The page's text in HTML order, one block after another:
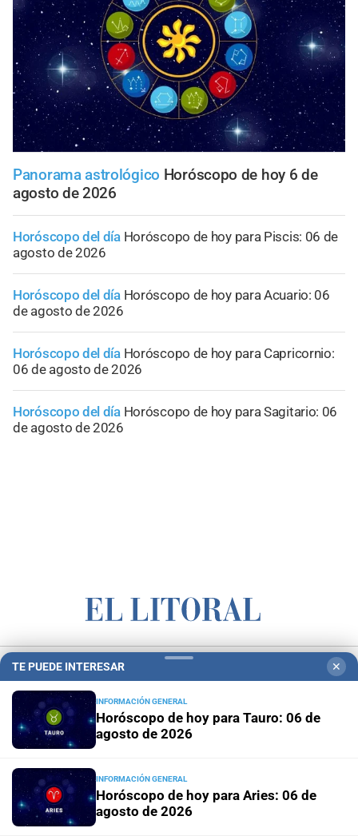
Panorama astrológico Horóscopo de hoy 6 de
agosto de 2026
Horóscopo del día Horóscopo de hoy para Piscis: 06 de
agosto de 2026
Horóscopo del día Horóscopo de hoy para Acuario: 06
de agosto de 2026
Horóscopo del día Horóscopo de hoy para Capricornio:
06 de agosto de 2026
Horóscopo del día Horóscopo de hoy para Sagitario: 06
de agosto de 2026
Campolitoral Revista Nosotros
CYD Litoral
Podcasts Mirador Provincial VivíMejor SF Puerto Negocios
Notife
Educacion SF
TE PUEDE INTERESAR ✕
INFORMACIÓN GENERAL
Horóscopo de hoy para Tauro: 06 de
agosto de 2026
INFORMACIÓN GENERAL
Horóscopo de hoy para Aries: 06 de
agosto de 2026